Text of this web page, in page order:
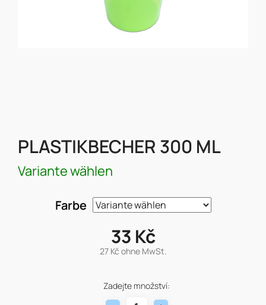
PLASTIKBECHER 300 ML
Variante wählen
Farbe
33 Kč
27 Kč ohne MwSt.
Zadejte množství: